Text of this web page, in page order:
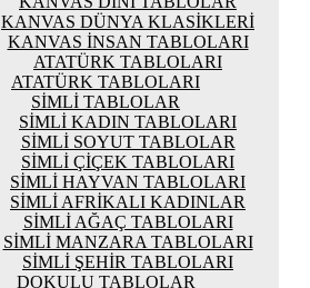
KANVAS DÜNYA KLASIKLERI
KANVAS İNSAN TABLOLARI
ATATÜRK TABLOLARI
ATATÜRK TABLOLARI
SIMLI TABLOLAR
SIMLI KADIN TABLOLARI
SIMLI SOYUT TABLOLAR
SIMLI ÇIÇEK TABLOLARI
SIMLI HAYVAN TABLOLARI
SIMLI AFRIKALI KADINLAR
SIMLI AĞAÇ TABLOLARI
SIMLI MANZARA TABLOLARI
SIMLI ŞEHIR TABLOLARI
DOKULU TABLOLAR